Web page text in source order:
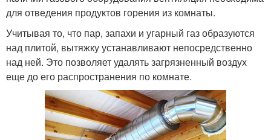
для отведения продуктов горения из комнаты.
Учитывая то, что пар, запахи и угарный газ образуются
над плитой, вытяжку устанавливают непосредственно
над ней. Это позволяет удалять загрязненный воздух
еще до его распространения по комнате.